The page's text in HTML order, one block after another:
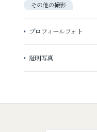
その他の撮影
プロフィールフォト
証明写真